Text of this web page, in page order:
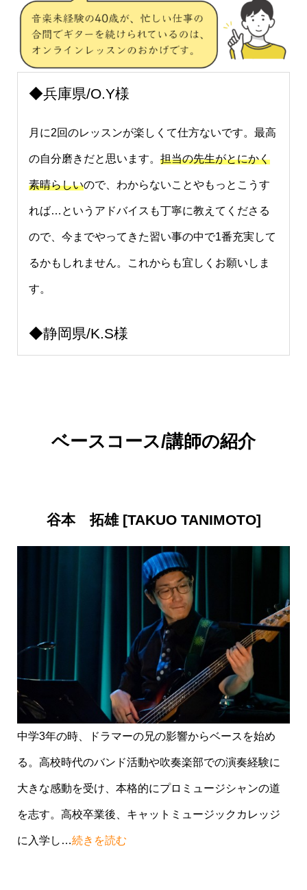
◆兵庫県/O.Y様
月に2回のレッスンが楽しくて仕方ないです。最高
の自分磨きだと思います。 担当の先生がとにかく
素晴らしいので、わからないことやもっとこうす
れば…というアドバイスも丁寧に教えてくださる
ので、今までやってきた習い事の中で1番充実して
るかもしれません。これからも宜しくお願いしま
す。
◆静岡県/K.S様
つも楽しみで大好きです。いつもありがとうござ
◆東京都/E.K様
何から何まで分からない自分に丁寧に説明してく
安心してレッスンできています
ンでのコミュニケーションは特に齟齬もなく、対
面と遜色ないと感じます。移動が無いので、私に
とっては継続しやすいです。
◆岡山県/T.T
ベースコース/講師の紹介
谷本 拓雄 [TAKUO TANIMOTO]
中学3年の時、ドラマーの兄の影響からベースを始め
る。高校時代のバンド活動や吹奏楽部での演奏経験に
大きな感動を受け、本格的にプロミュージシャンの道
を志す。高校卒業後、キャットミュージックカレッジ
に入学し…続きを読む